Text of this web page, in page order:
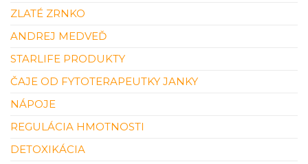
ZLATÉ ZRNKO
ANDREJ MEDVEĎ
STARLIFE PRODUKTY
ČAJE OD FYTOTERAPEUTKY JANKY
NÁPOJE
REGULÁCIA HMOTNOSTI
DETOXIKÁCIA